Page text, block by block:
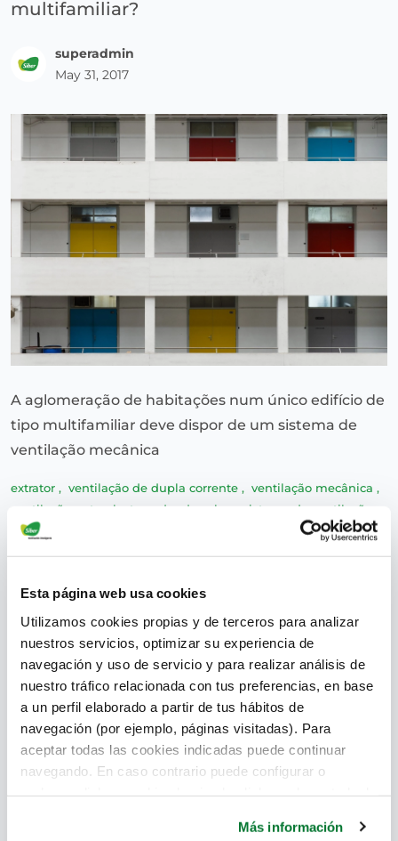
Esta página web usa cookies
Utilizamos cookies propias y de terceros para analizar
nuestros servicios, optimizar su experiencia de
navegación y uso de servicio y para realizar análisis de
nuestro tráfico relacionada con tus preferencias, en base
a un perfil elaborado a partir de tus hábitos de
navegación (por ejemplo, páginas visitadas). Para
aceptar todas las cookies indicadas puede continuar
navegando. En caso contrario puede configurar o
Más información
multifamiliar?
superadmin
May 31, 2017
A aglomeração de habitações num único edifício de
tipo multifamiliar deve dispor de um sistema de
ventilação mecânica
extrator , ventilação de dupla corrente , ventilação mecânica ,
ventilação natural
trocador de calor sistema de ventilação
ventilação híbrida
Habitação multifamiliar,
Como escolher o melhor design do
sistema de ventilação para a sua
habitação
superadmin